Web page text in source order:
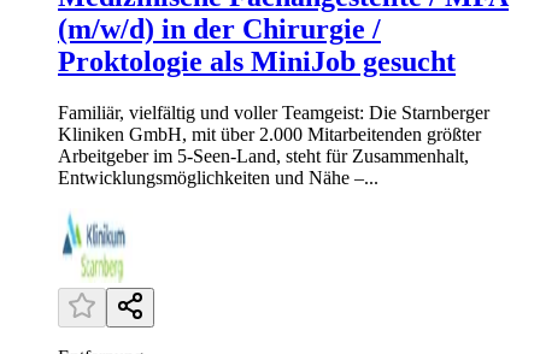
(m/w/d) in der Chirurgie /
Proktologie als MiniJob gesucht
Familiär, vielfältig und voller Teamgeist: Die Starnberger
Kliniken GmbH, mit über 2.000 Mitarbeitenden größter
Arbeitgeber im 5-Seen-Land, steht für Zusammenhalt,
Entwicklungsmöglichkeiten und Nähe –...